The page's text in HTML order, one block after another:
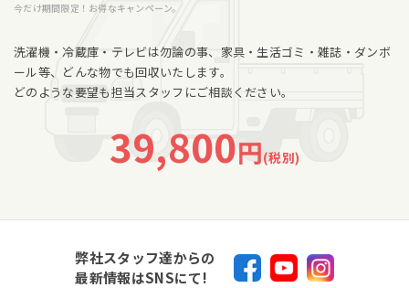
今だけ期間限定！お得なキャンペーン。
洗濯機・冷蔵庫・テレビは勿論の事、家具・生活ゴミ・雑誌・ダンボ
ール等、どんな物でも回収いたします。
どのような要望も担当スタッフにご相談ください。
39,800円(税別)
弊社スタッフ達からの
最新情報はSNSにて!